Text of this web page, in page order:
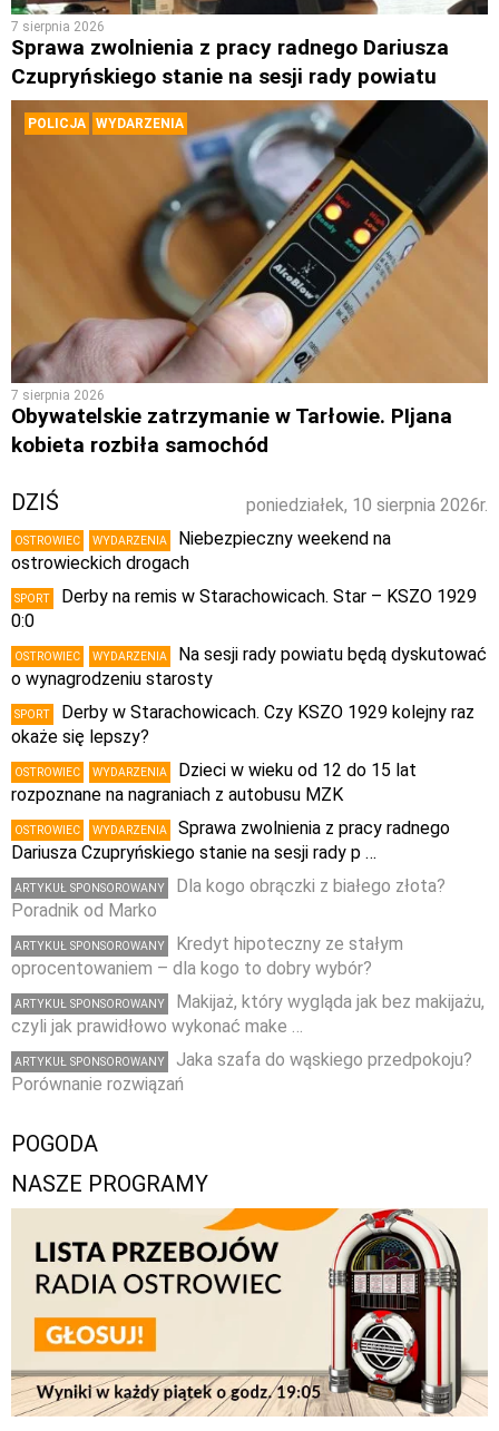
7 sierpnia 2026
Sprawa zwolnienia z pracy radnego Dariusza
Czupryńskiego stanie na sesji rady powiatu
POLICJA WYDARZENIA
7 sierpnia 2026
Obywatelskie zatrzymanie w Tarłowie. PIjana
kobieta rozbiła samochód
poniedziałek, 10 sierpnia 2026r.
DZIŚ
OSTROWIEC WYDARZENIA
Niebezpieczny weekend na
ostrowieckich drogach
SPORT
Derby na remis w Starachowicach. Star – KSZO 1929
0:0
OSTROWIEC WYDARZENIA
Na sesji rady powiatu będą dyskutować
o wynagrodzeniu starosty
SPORT
Derby w Starachowicach. Czy KSZO 1929 kolejny raz
okaże się lepszy?
OSTROWIEC WYDARZENIA
Dzieci w wieku od 12 do 15 lat
rozpoznane na nagraniach z autobusu MZK
OSTROWIEC WYDARZENIA
Sprawa zwolnienia z pracy radnego
Dariusza Czupryńskiego stanie na sesji rady p …
ARTYKUŁ SPONSOROWANY
Dla kogo obrączki z białego złota?
Poradnik od Marko
ARTYKUŁ SPONSOROWANY
Kredyt hipoteczny ze stałym
oprocentowaniem – dla kogo to dobry wybór?
ARTYKUŁ SPONSOROWANY
Makijaż, który wygląda jak bez makijażu,
czyli jak prawidłowo wykonać make …
ARTYKUŁ SPONSOROWANY
Jaka szafa do wąskiego przedpokoju?
Porównanie rozwiązań
POGODA
NASZE PROGRAMY